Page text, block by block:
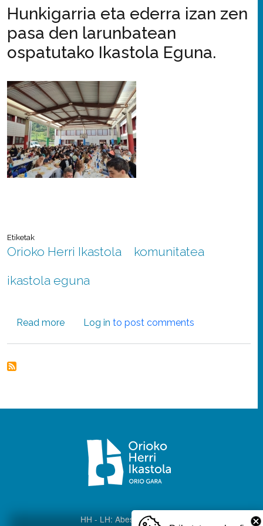
Hunkigarria eta ederra izan zen
pasa den larunbatean
ospatutako Ikastola Eguna.
Etiketak
Orioko Herri Ikastola
komunitatea
ikastola eguna
Read moreabout Hunkigarria eta ederra izan zen pasa
Log in to post comments
HH - LH: Abeslari Kalea, 8